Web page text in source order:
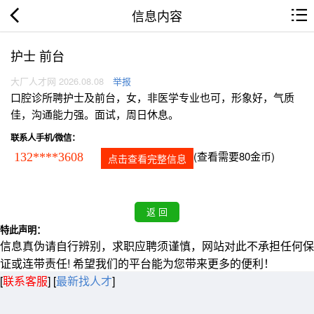
信息内容
护士 前台
大厂人才网 2026.08.08 举报
口腔诊所聘护士及前台，女，非医学专业也可，形象好，气质
佳，沟通能力强。面试，周日休息。
联系人手机/微信：
132****3608 点击查看完整信息 (查看需要80金币)
特此声明：
信息真伪请自行辨别，求职应聘须谨慎，网站对此不承担任何保
证或连带责任! 希望我们的平台能为您带来更多的便利！
[联系客服] [最新找人才]